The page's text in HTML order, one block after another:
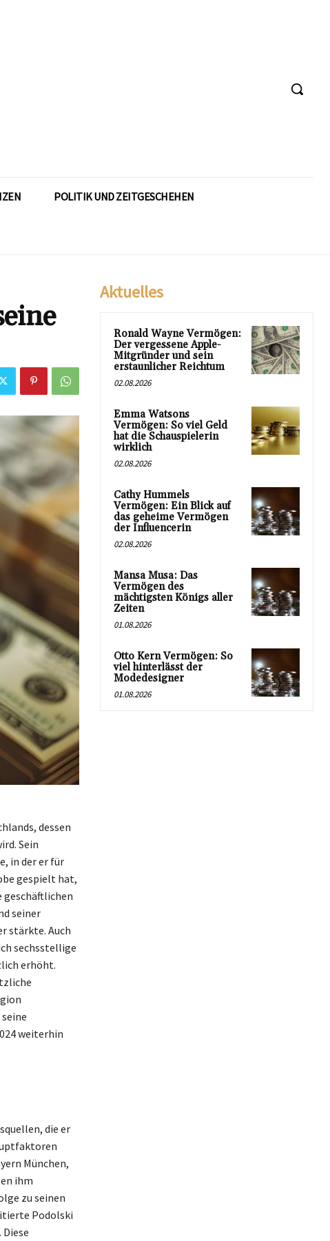
POLITIK UND ZEITGESCHEHEN
dessen
Sein
in der er für
gespielt hat,
geschäftlichen
seiner
stärkte. Auch
sechsstellige
erhöht.
weiterhin
die er
München,
ihm
zu seinen
Podolski
Aktuelles
Ronald Wayne Vermögen:
Der vergessene Apple-
Mitgründer und sein
erstaunlicher Reichtum
02.08.2026
Emma Watsons
Vermögen: So viel Geld
hat die Schauspielerin
wirklich
02.08.2026
Cathy Hummels
Vermögen: Ein Blick auf
das geheime Vermögen
der Influencerin
02.08.2026
Mansa Musa: Das
Vermögen des
mächtigsten Königs aller
Zeiten
01.08.2026
Otto Kern Vermögen: So
viel hinterlässt der
Modedesigner
01.08.2026